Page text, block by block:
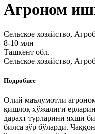
Агроном
Сельское хозяйство,
8-10 млн
Ташкент обл.
Сельское хозяйство,
Подробнее
Олий маълумотли
қишлоқ хўжалиги
дарахт турларини яхши
билса зўр бўларди.